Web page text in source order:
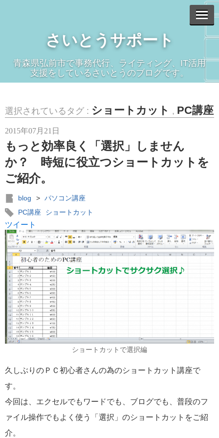
さいとうサポート
青森県弘前市で事務代行、ライティング、IT活用
支援をしているさいとうのブログです。
選択されているタグ : ショートカット , PC講座
2015年07月21日
もっと効率良く「選択」しません
か？ 時短に役立つショートカットを
ご紹介。
blog > パソコン講座
PC講座
ショートカット
ツイート
ショートカットで選択編
久しぶりのＰＣ初心者さんの為のショートカット講座で
す。
今回は、エクセルでもワードでも、ブログでも、普段のフ
ァイル操作でもよく使う「選択」のショートカットをご紹
介。